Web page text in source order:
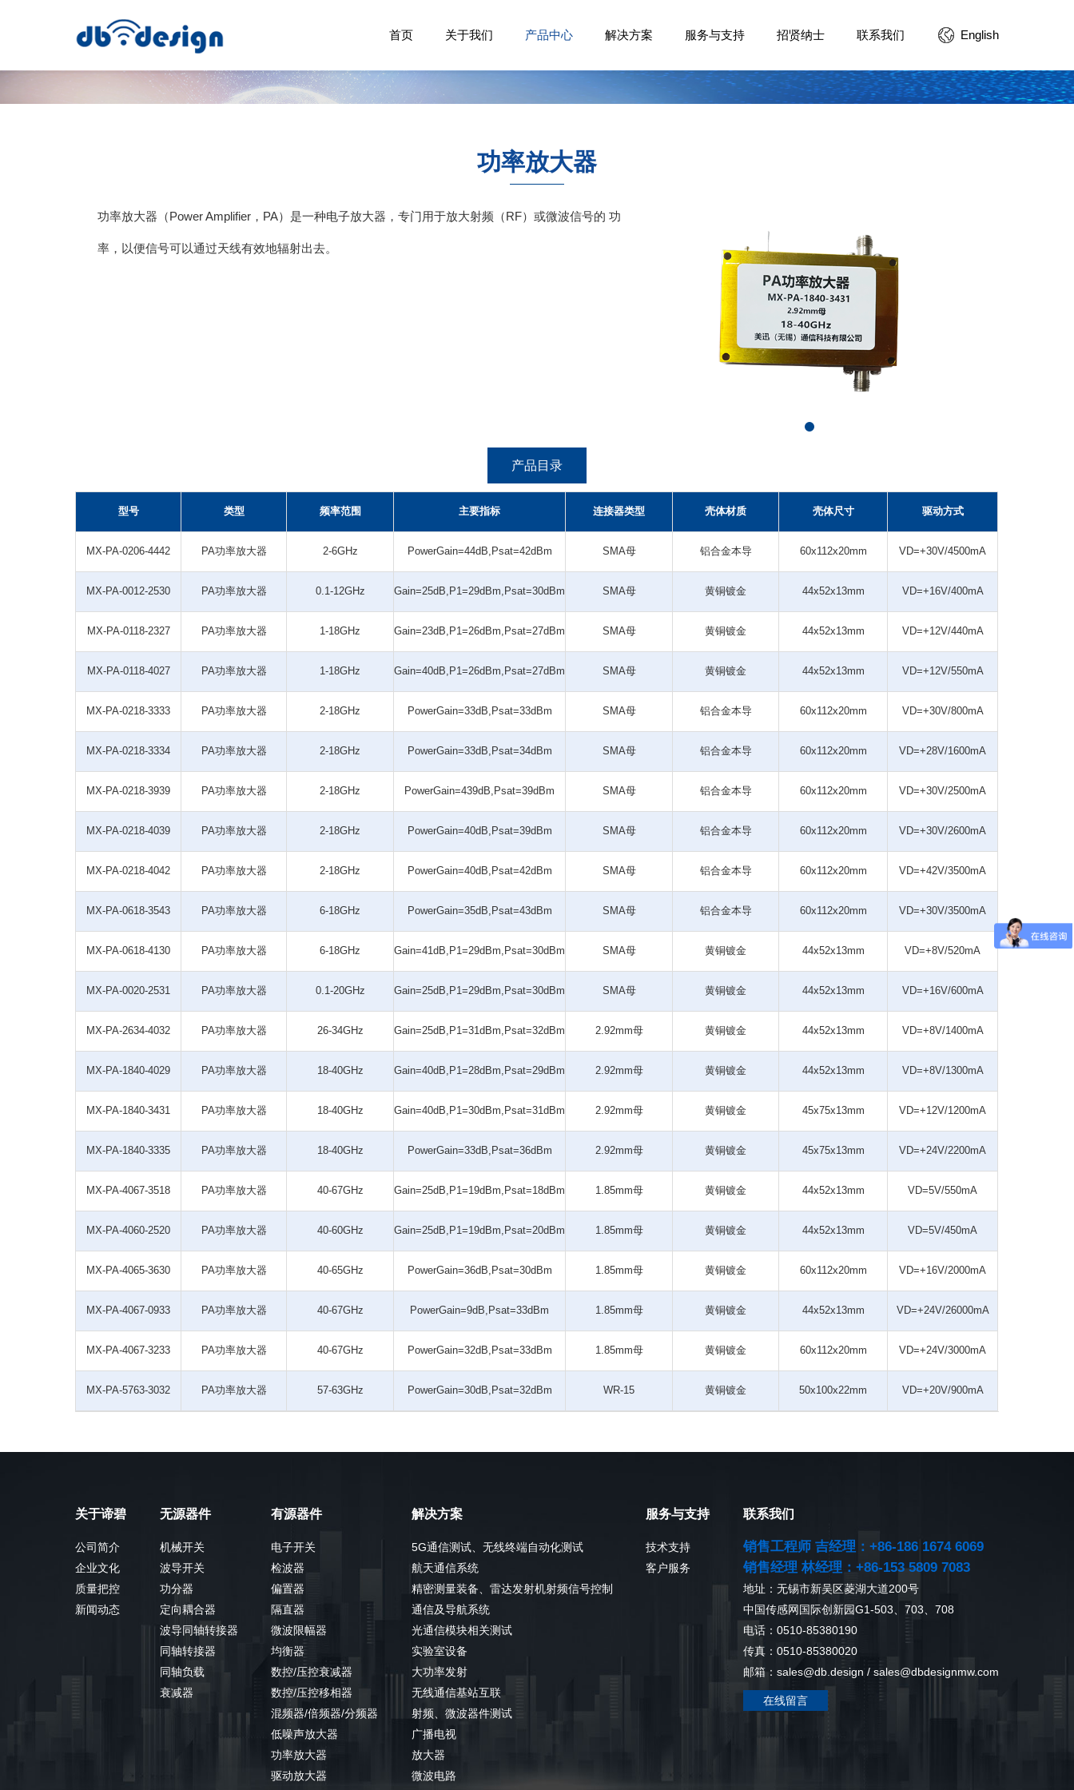
首页 关于我们 产品中心 解决方案 服务与支持 招贤纳士 联系我们 English
功率放大器
功率放大器（Power Amplifier，PA）是一种电子放大器，专门用于放大射频（RF）或微波信号的 功
率，以便信号可以通过天线有效地辐射出去。
产品目录
型号 类型 频率范围 主要指标 连接器类型 壳体材质 壳体尺寸 驱动方式
MX-PA-0206-4442 PA功率放大器 2-6GHz PowerGain=44dB,Psat=42dBm SMA母 铝合金本导 60x112x20mm VD=+30V/4500mA
MX-PA-0012-2530 PA功率放大器 0.1-12GHz Gain=25dB,P1=29dBm,Psat=30dBm SMA母 黄铜镀金 44x52x13mm VD=+16V/400mA
MX-PA-0118-2327 PA功率放大器 1-18GHz Gain=23dB,P1=26dBm,Psat=27dBm SMA母 黄铜镀金 44x52x13mm VD=+12V/440mA
MX-PA-0118-4027 PA功率放大器 1-18GHz Gain=40dB,P1=26dBm,Psat=27dBm SMA母 黄铜镀金 44x52x13mm VD=+12V/550mA
MX-PA-0218-3333 PA功率放大器 2-18GHz PowerGain=33dB,Psat=33dBm SMA母 铝合金本导 60x112x20mm VD=+30V/800mA
MX-PA-0218-3334 PA功率放大器 2-18GHz PowerGain=33dB,Psat=34dBm SMA母 铝合金本导 60x112x20mm VD=+28V/1600mA
MX-PA-0218-3939 PA功率放大器 2-18GHz PowerGain=439dB,Psat=39dBm SMA母 铝合金本导 60x112x20mm VD=+30V/2500mA
MX-PA-0218-4039 PA功率放大器 2-18GHz PowerGain=40dB,Psat=39dBm SMA母 铝合金本导 60x112x20mm VD=+30V/2600mA
MX-PA-0218-4042 PA功率放大器 2-18GHz PowerGain=40dB,Psat=42dBm SMA母 铝合金本导 60x112x20mm VD=+42V/3500mA
MX-PA-0618-3543 PA功率放大器 6-18GHz PowerGain=35dB,Psat=43dBm SMA母 铝合金本导 60x112x20mm VD=+30V/3500mA
MX-PA-0618-4130 PA功率放大器 6-18GHz Gain=41dB,P1=29dBm,Psat=30dBm SMA母 黄铜镀金 44x52x13mm VD=+8V/520mA
MX-PA-0020-2531 PA功率放大器 0.1-20GHz Gain=25dB,P1=29dBm,Psat=30dBm SMA母 黄铜镀金 44x52x13mm VD=+16V/600mA
MX-PA-2634-4032 PA功率放大器 26-34GHz Gain=25dB,P1=31dBm,Psat=32dBm 2.92mm母 黄铜镀金 44x52x13mm VD=+8V/1400mA
MX-PA-1840-4029 PA功率放大器 18-40GHz Gain=40dB,P1=28dBm,Psat=29dBm 2.92mm母 黄铜镀金 44x52x13mm VD=+8V/1300mA
MX-PA-1840-3431 PA功率放大器 18-40GHz Gain=40dB,P1=30dBm,Psat=31dBm 2.92mm母 黄铜镀金 45x75x13mm VD=+12V/1200mA
MX-PA-1840-3335 PA功率放大器 18-40GHz PowerGain=33dB,Psat=36dBm 2.92mm母 黄铜镀金 45x75x13mm VD=+24V/2200mA
MX-PA-4067-3518 PA功率放大器 40-67GHz Gain=25dB,P1=19dBm,Psat=18dBm 1.85mm母 黄铜镀金 44x52x13mm VD=5V/550mA
MX-PA-4060-2520 PA功率放大器 40-60GHz Gain=25dB,P1=19dBm,Psat=20dBm 1.85mm母 黄铜镀金 44x52x13mm VD=5V/450mA
MX-PA-4065-3630 PA功率放大器 40-65GHz PowerGain=36dB,Psat=30dBm 1.85mm母 黄铜镀金 60x112x20mm VD=+16V/2000mA
MX-PA-4067-0933 PA功率放大器 40-67GHz PowerGain=9dB,Psat=33dBm 1.85mm母 黄铜镀金 44x52x13mm VD=+24V/26000mA
MX-PA-4067-3233 PA功率放大器 40-67GHz PowerGain=32dB,Psat=33dBm 1.85mm母 黄铜镀金 60x112x20mm VD=+24V/3000mA
MX-PA-5763-3032 PA功率放大器 57-63GHz PowerGain=30dB,Psat=32dBm WR-15 黄铜镀金 50x100x22mm VD=+20V/900mA
关于谛碧
公司简介
企业文化
质量把控
新闻动态
无源器件
机械开关
波导开关
功分器
定向耦合器
波导同轴转接器
同轴转接器
同轴负载
衰减器
有源器件
电子开关
检波器
偏置器
隔直器
微波限幅器
均衡器
数控/压控衰减器
数控/压控移相器
混频器/倍频器/分频器
低噪声放大器
功率放大器
驱动放大器
解决方案
5G通信测试、无线终端自动化测试
航天通信系统
精密测量装备、雷达发射机射频信号控制
通信及导航系统
光通信模块相关测试
实验室设备
大功率发射
无线通信基站互联
射频、微波器件测试
广播电视
放大器
微波电路
服务与支持
技术支持
客户服务
联系我们
销售工程师 吉经理：+86-186 1674 6069
销售经理 林经理：+86-153 5809 7083
地址：无锡市新吴区菱湖大道200号
中国传感网国际创新园G1-503、703、708
电话：0510-85380190
传真：0510-85380020
邮箱：sales@db.design / sales@dbdesignmw.com
在线留言